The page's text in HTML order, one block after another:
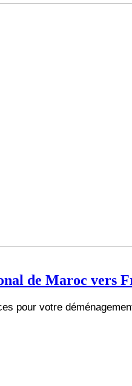
de Maroc vers
pour votre